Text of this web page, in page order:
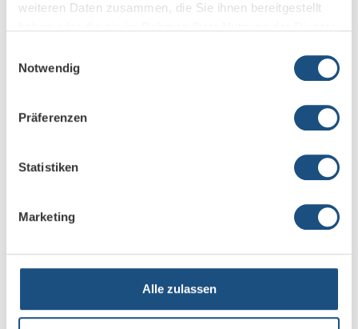
weiteren Daten zusammen, die Sie ihnen bereitgestellt
Notwendig
Präferenzen
Statistiken
Marketing
Alle zulassen
The AVard: Nominierung zur Company of the year 2025
Gute Gründe für die PIK Convention 2025